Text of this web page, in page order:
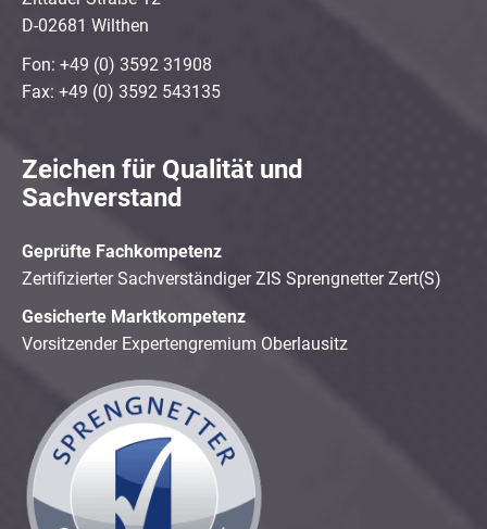
D-02681 Wilthen
Fon: +49 (0) 3592 31908
Fax: +49 (0) 3592 543135
Zeichen für Qualität und
Sachverstand
Geprüfte Fachkompetenz
Zertifizierter Sachverständiger ZIS Sprengnetter Zert(S)
Gesicherte Marktkompetenz
Vorsitzender Expertengremium Oberlausitz